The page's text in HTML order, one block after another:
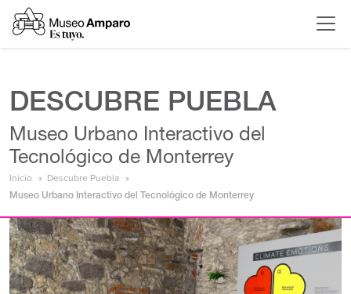
DESCUBRE PUEBLA
Museo Urbano Interactivo del
Tecnológico de Monterrey
Inicio Descubre Puebla
Museo Urbano Interactivo del Tecnológico de Monterrey